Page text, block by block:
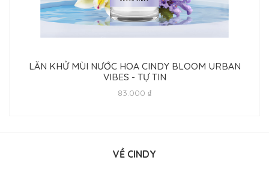
LĂN KHỬ MÙI NƯỚC HOA CINDY BLOOM URBAN
VIBES - TỰ TIN
83.000 ₫
VỀ CINDY